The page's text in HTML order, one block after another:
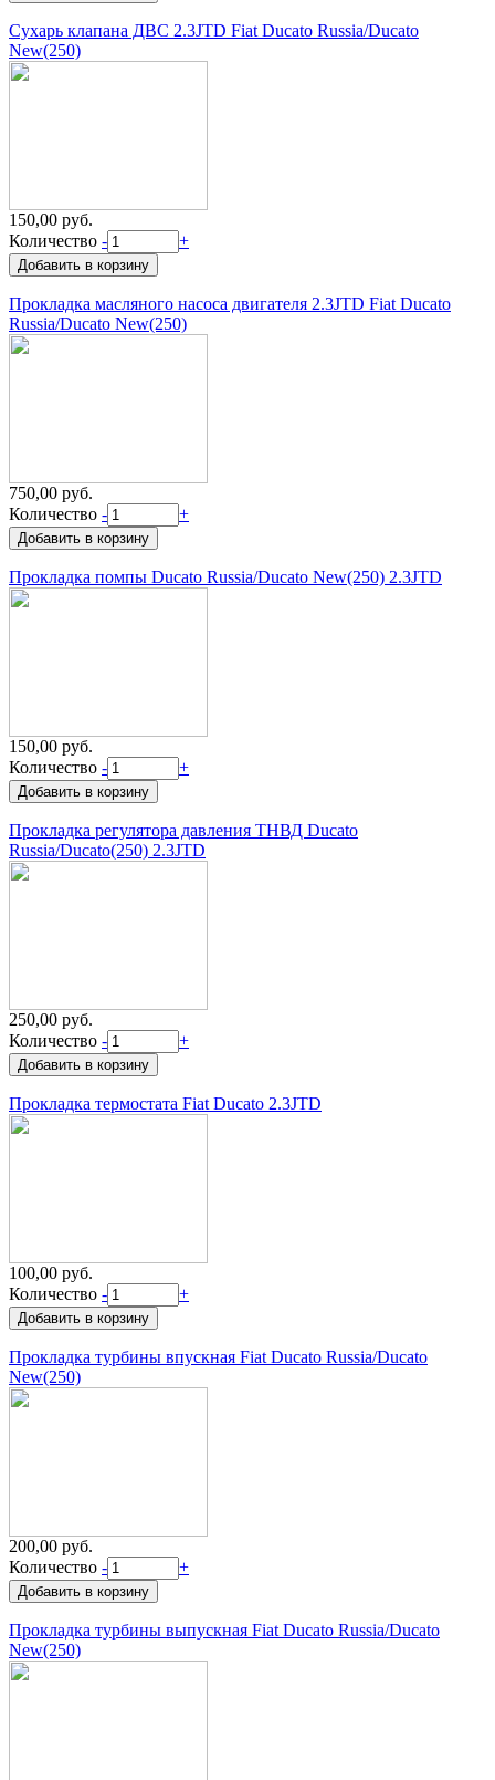
Сухарь клапана ДВС 2.3JTD Fiat Ducato Russia/Ducato
New(250)
150,00 руб.
Количество - +
Прокладка масляного насоса двигателя 2.3JTD Fiat Ducato
Russia/Ducato New(250)
750,00 руб.
Количество - +
Прокладка помпы Ducato Russia/Ducato New(250) 2.3JTD
150,00 руб.
Количество - +
Прокладка регулятора давления ТНВД Ducato
Russia/Ducato(250) 2.3JTD
250,00 руб.
Количество - +
Прокладка термостата Fiat Ducato 2.3JTD
100,00 руб.
Количество - +
Прокладка турбины впускная Fiat Ducato Russia/Ducato
New(250)
200,00 руб.
Количество - +
Прокладка турбины выпускная Fiat Ducato Russia/Ducato
New(250)